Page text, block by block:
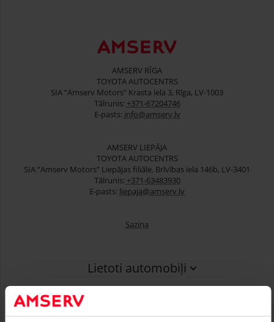
AMSERV RĪGA
TOYOTA AUTOCENTRS
SIA “Amserv Motors” Krasta iela 3, Rīga, LV-1003
Tālrunis: +371-67204746
E-pasts: info@amserv.lv
AMSERV LIEPĀJA
TOYOTA AUTOCENTRS
SIA “Amserv Motors” Liepājas filiāle, Brīvības iela 146b, LV-3401
Tālrunis: +371-63483930
E-pasts: liepaja@amserv.lv
Saziņa
Lietoti automobiļi
Serviss